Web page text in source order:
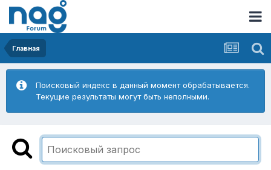
Главная
Поисковый индекс в данный момент обрабатывается.
Текущие результаты могут быть неполными.